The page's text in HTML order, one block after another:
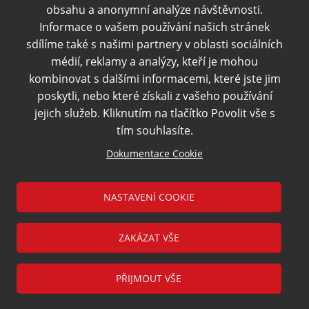
obsahu a anonymní analýze návštěvnosti.
Informace o vašem používání našich stránek
sdílíme také s našimi partnery v oblasti sociálních
médií, reklamy a analýzy, kteří je mohou
kombinovat s dalšími informacemi, které jste jim
poskytli, nebo které získali z vašeho používání
jejich služeb. Kliknutím na tlačítko Povolit vše s
tím souhlasíte.
Dokumentace Cookie
NASTAVENÍ COOKIE
ZAKÁZAT VŠE
PŘIJMOUT VŠE
© Statutární město České Budějovice
Přihlásit Newsletter
Sledujte nás: